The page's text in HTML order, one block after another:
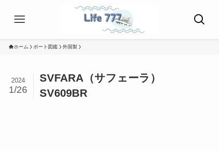
ホーム ボート図鑑 外国製
SVFARA（サフェーラ）
SV609BR
2024
1/26